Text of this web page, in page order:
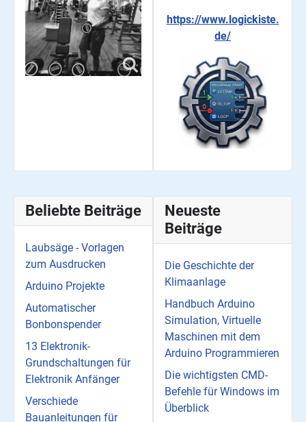
https://www.logickiste.
de/
Beliebte Beiträge
Laubsäge - Vorlagen
zum Ausdrucken
Arduino Projekte
Automatischer
Bonbonspender
13 Elektronik-
Grundschaltungen für
Elektronik Anfänger
Verschiede
Bauanleitungen für
Neueste
Beiträge
Die Geschichte der
Klimaanlage
Handbuch Arduino
Simulation, Virtuelle
Maschinen mit dem
Arduino Programmieren
Die wichtigsten CMD-
Befehle für Windows im
Überblick